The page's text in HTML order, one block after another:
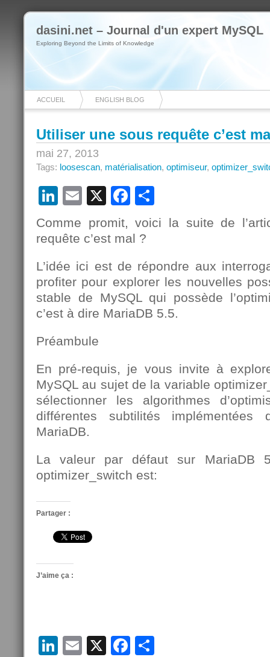
dasini.net – Journal d'un expert MySQL
Exploring Beyond the Limits of Knowledge
ACCUEIL ENGLISH BLOG
Utiliser une sous requête c’est
mai 27, 2013
Tags: loosescan, matérialisation, optimiseur,
LinkedIn
Email
X Facebook
Comme promit, voici la suite de
requête c’est mal ?
L’idée ici est de répondre aux
profiter pour explorer les nouvelles
stable de MySQL qui possède
c’est à dire MariaDB 5.5.
Préambule
En pré-requis, je vous invite à
MySQL au sujet de la variable
sélectionner les algorithmes
différentes subtilités implémentées
MariaDB.
La valeur par défaut sur MariaDB
optimizer_switch est:
Partager :
J’aime ça :
LinkedIn
Email
X Facebook